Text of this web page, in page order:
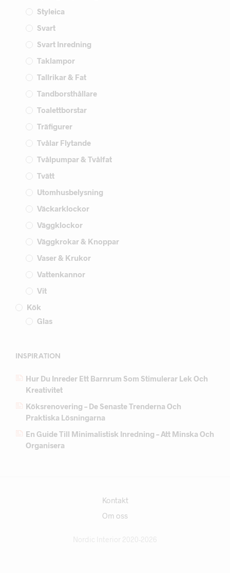
Styleica
Svart
Svart Inredning
Taklampor
Tallrikar & Fat
Tandborsthållare
Toalettborstar
Träfigurer
Tvålar Flytande
Tvålpumpar & Tvålfat
Tvätt
Utomhusbelysning
Väckarklockor
Väggklockor
Väggkrokar & Knoppar
Vaser & Krukor
Vattenkannor
Vit
Kök
Glas
INSPIRATION
Hur Du Inreder Ett Barnrum Som Stimulerar Lek Och
Kreativitet
Köksrenovering – De Senaste Trenderna Och
Praktiska Lösningarna
En Guide Till Minimalistisk Inredning – Att Minska Och
Organisera
Kontakt
Om oss